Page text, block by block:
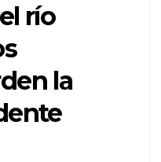
río
la